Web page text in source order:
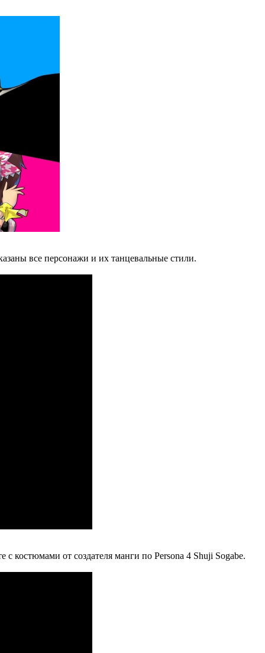
все персонажи и их танцевальные стили.
костюмами от создателя манги по Persona 4 Shuji Sogabe.